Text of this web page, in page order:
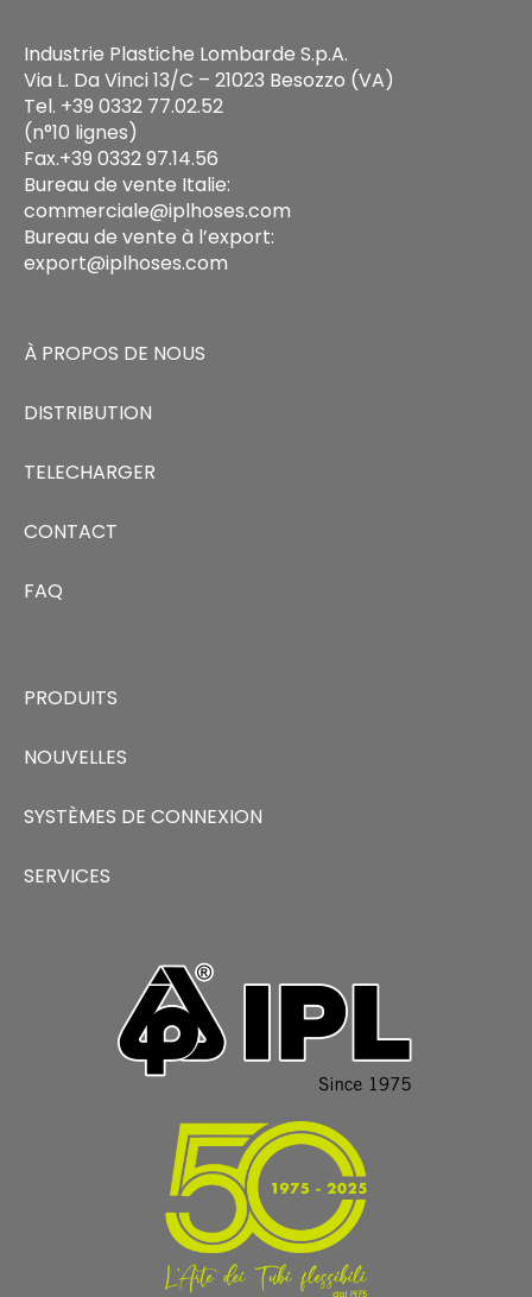
Industrie Plastiche Lombarde S.p.A.
Via L. Da Vinci 13/C – 21023 Besozzo (VA)
Tel. +39 0332 77.02.52
(n°10 lignes)
Fax.+39 0332 97.14.56
Bureau de vente Italie:
commerciale@iplhoses.com
Bureau de vente à l’export:
export@iplhoses.com
À PROPOS DE NOUS
DISTRIBUTION
TELECHARGER
CONTACT
FAQ
PRODUITS
NOUVELLES
SYSTÈMES DE CONNEXION
SERVICES